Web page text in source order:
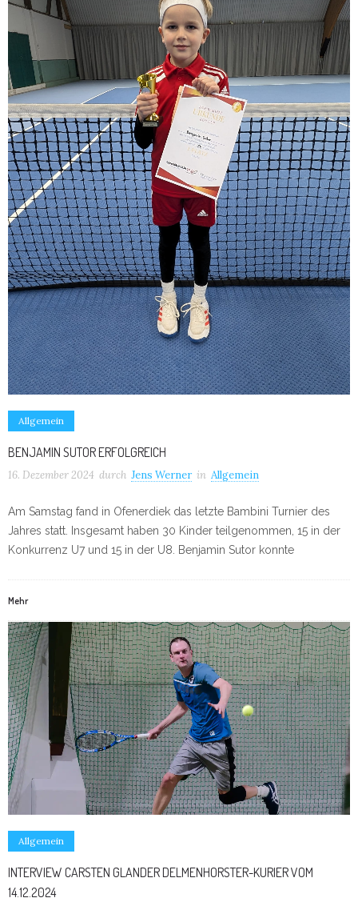
Allgemein
BENJAMIN SUTOR ERFOLGREICH
16. Dezember 2024 durch Jens Werner in Allgemein
Am Samstag fand in Ofenerdiek das letzte Bambini Turnier des
Jahres statt. Insgesamt haben 30 Kinder teilgenommen, 15 in der
Konkurrenz U7 und 15 in der U8. Benjamin Sutor konnte
Mehr
Allgemein
INTERVIEW CARSTEN GLANDER DELMENHORSTER-KURIER VOM
14.12.2024